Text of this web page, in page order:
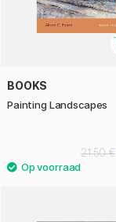
BOOKS
Painting Landscapes
21.50 €